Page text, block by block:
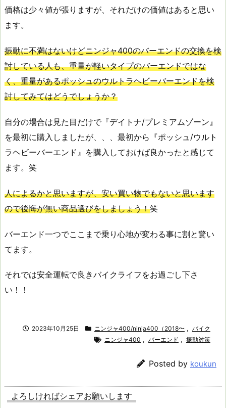
価格は少々値が張りますが、それだけの価値はあると思い
ます。
振動に不満はないけどニンジャ400のバーエンドの交換を検
討している人も、重量が軽いタイプのバーエンドではな
く、重量があるポッシュのウルトラヘビーバーエンドを検
討してみてはどうでしょうか？
自分の場合は見た目だけで『デイトナ/プレミアムゾーン』
を最初に購入しましたが、、、最初から『ポッシュ/ウルト
ラヘビーバーエンド』を購入しておけば良かったと感じて
ます。笑
人によるかと思いますが、安い買い物でもないと思います
ので後悔が無い商品選びをしましょう！笑
バーエンド一つでここまで乗り心地が変わる事に割と驚い
てます。
それでは安全運転で良きバイクライフをお過ごし下さ
い！！
2023年10月25日 ニンジャ400/ninja400（2018〜 , バイク
ニンジャ400 , バーエンド , 振動対策
Posted by koukun
よろしければシェアお願いします